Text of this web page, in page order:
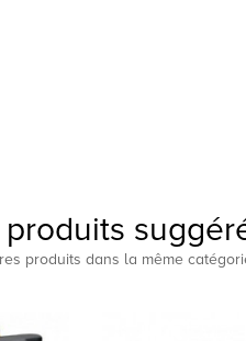
produits dans la même